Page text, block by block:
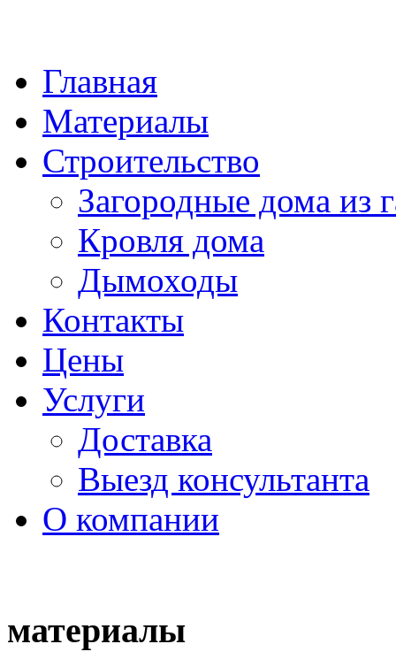
Главная
Материалы
Строительство
Загородные дома из
Кровля дома
Дымоходы
Контакты
Цены
Услуги
Доставка
Выезд консультанта
О компании
материалы